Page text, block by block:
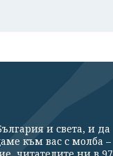
и света, и да
към вас с молба –